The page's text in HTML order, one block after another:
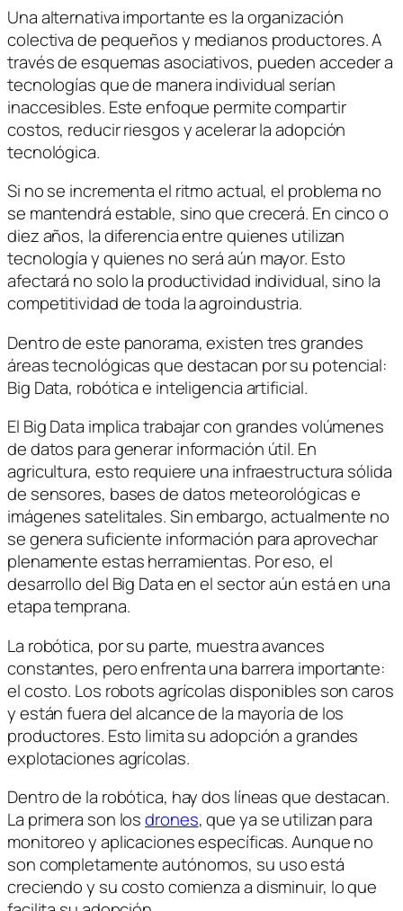
Una alternativa importante es la organización
colectiva de pequeños y medianos productores. A
través de esquemas asociativos, pueden acceder a
tecnologías que de manera individual serían
inaccesibles. Este enfoque permite compartir
costos, reducir riesgos y acelerar la adopción
tecnológica.
Si no se incrementa el ritmo actual, el problema no
se mantendrá estable, sino que crecerá. En cinco o
diez años, la diferencia entre quienes utilizan
tecnología y quienes no será aún mayor. Esto
afectará no solo la productividad individual, sino la
competitividad de toda la agroindustria.
Dentro de este panorama, existen tres grandes
áreas tecnológicas que destacan por su potencial:
Big Data, robótica e inteligencia artificial.
El Big Data implica trabajar con grandes volúmenes
de datos para generar información útil. En
agricultura, esto requiere una infraestructura sólida
de sensores, bases de datos meteorológicas e
imágenes satelitales. Sin embargo, actualmente no
se genera suficiente información para aprovechar
plenamente estas herramientas. Por eso, el
desarrollo del Big Data en el sector aún está en una
etapa temprana.
La robótica, por su parte, muestra avances
constantes, pero enfrenta una barrera importante:
el costo. Los robots agrícolas disponibles son caros
y están fuera del alcance de la mayoría de los
productores. Esto limita su adopción a grandes
explotaciones agrícolas.
Dentro de la robótica, hay dos líneas que destacan.
La primera son losdrones, que ya se utilizan para
monitoreo y aplicaciones específicas. Aunque no
son completamente autónomos, su uso está
creciendo y su costo comienza a disminuir, lo que